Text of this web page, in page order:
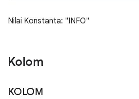
Nilai Konstanta: "INFO"
Kolom
KOLOM